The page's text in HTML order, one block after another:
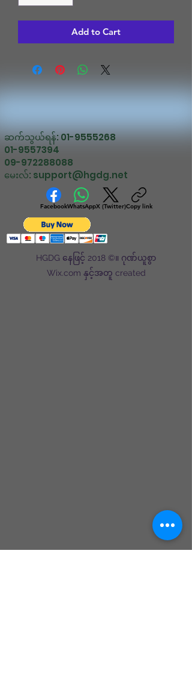
Add to Cart
ဆက်သွယ်ရန်:01-9555268
01-9557394
09-972288088
မေးလ်: support@hgdg.net
FacebookWhatsAppX (Twitter)Copy link
HGDG နေဖြင့် 2018 ©။ ဂုဏ်ယူစွာ
Wix.com နှင့်အတူ created